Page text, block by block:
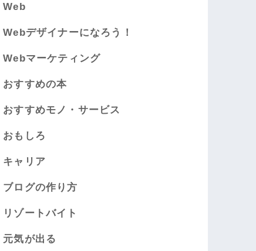
Web
Webデザイナーになろう！
Webマーケティング
おすすめの本
おすすめモノ・サービス
おもしろ
キャリア
ブログの作り方
リゾートバイト
元気が出る